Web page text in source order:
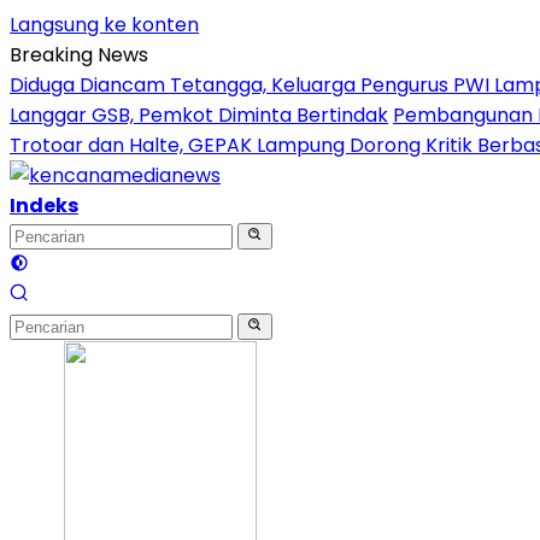
Langsung ke konten
Breaking News
Diduga Diancam Tetangga, Keluarga Pengurus PWI
Langgar GSB, Pemkot Diminta Bertindak Pembangunan
Trotoar dan Halte, GEPAK Lampung Dorong Kritik
Indeks